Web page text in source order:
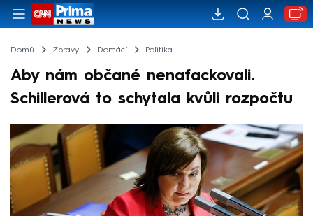
Domů Zprávy Domácí Politika
Aby nám občané nenafackovali.
Schillerová to schytala kvůli rozpočtu